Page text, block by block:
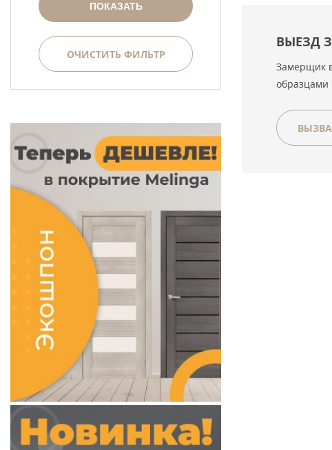
Темный
ПОКАЗАТЬ
ОЧИСТИТЬ ФИЛЬТР
ВЫЕЗД
Замерщик
образцами